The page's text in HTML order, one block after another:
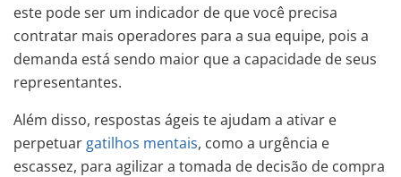
este pode ser um indicador de que você precisa
contratar mais operadores para a sua equipe, pois a
demanda está sendo maior que a capacidade de seus
representantes.
Além disso, respostas ágeis te ajudam a ativar e
perpetuar gatilhos mentais, como a urgência e
escassez, para agilizar a tomada de decisão de compra